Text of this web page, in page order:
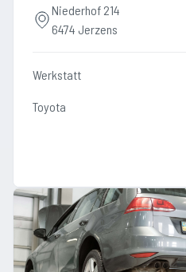
Niederhof 214
6474 Jerzens
Werkstatt
Toyota